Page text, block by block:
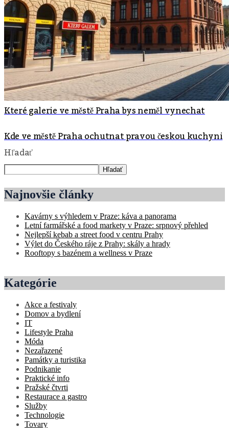
Které galerie ve městě Praha bys neměl vynechat
Kde ve městě Praha ochutnat pravou českou kuchyni
Hľadať
Hľadať
Najnovšie články
Kavárny s výhledem v Praze: káva a panorama
Letní farmářské a food markety v Praze: srpnový přehled
Nejlepší kebab a street food v centru Prahy
Výlet do Českého ráje z Prahy: skály a hrady
Rooftopy s bazénem a wellness v Praze
Kategórie
Akce a festivaly
Domov a bydlení
IT
Lifestyle Praha
Móda
Nezařazené
Památky a turistika
Podnikanie
Praktické info
Pražské čtvrti
Restaurace a gastro
Služby
Technologie
Tovary